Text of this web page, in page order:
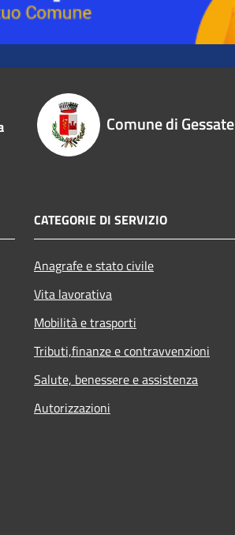
Comune di Gessate
CATEGORIE DI SERVIZIO
Anagrafe e stato civile
Vita lavorativa
Mobilità e trasporti
Tributi,finanze e contravvenzioni
Salute, benessere e assistenza
Autorizzazioni